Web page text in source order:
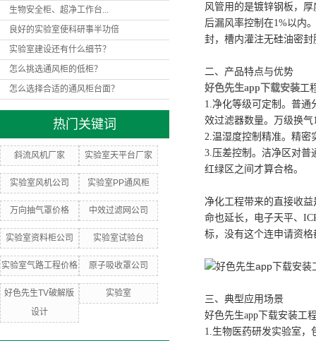
生物安全柜、超净工作台...
良好的实验室使科研事半功倍
实验室建设还有什么细节？
怎么挑选通风柜的低柜？
怎么选择合适的通风柜台面？
热门关键词
斜流风机厂家 实验室天平台厂家
实验室风机公司 实验室PP通风柜
万向抽气罩价格 中效过滤网公司
实验室资料柜公司 实验室试验台
实验室气路工程价格 原子吸收罩公司
好色先生TV破解版
设计
实验室
风管用的是镀锌钢板，厚
后漏风率控制在1%以内
封，槽内灌注无硅油密
二、产品特点与优势
好色先生app下载安装工
1.净化等级可定制。普通
效过滤器数量。万级换气
2.温湿度控制精准。精
3.压差控制。洁净区对普
红绿区之间才算合格。
净化工程带来的直接收
命也延长，电子天平、
标，没有这个连申请资格
三、典型应用场景
好色先生app下载安装工
1.生物医药研发实验室，